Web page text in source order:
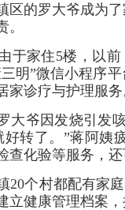
的罗大爷成为了
家住5楼，以前
明”微信小程序
家诊疗与护理服务
爷因发烧引发咳
好转了。”蒋阿姨
查化验等服务，
个村都配有家庭
立健康管理档案，